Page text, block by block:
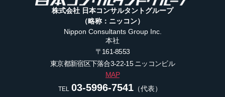
株式会社 日本コンサルタントグループ
（略称：ニッコン）
Nippon Consultants Group Inc.
本社
〒161-8553
東京都新宿区下落合3-22-15ニッコンビル
MAP
TEL 03-5996-7541（代表）